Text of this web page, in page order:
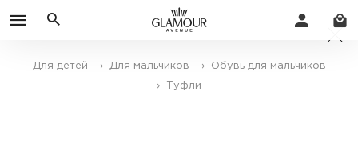
Для детей › Для мальчиков › Обувь для мальчиков
› Туфли